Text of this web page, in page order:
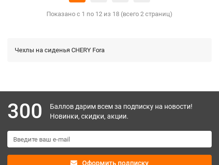
Показано с 1 по 12 из 18 (всего 2 страниц)
Чехлы на сиденья CHERY Fora
300
Баллов дарим всем за подписку на новости!
Новинки, скидки, акции.
Оформить подписку